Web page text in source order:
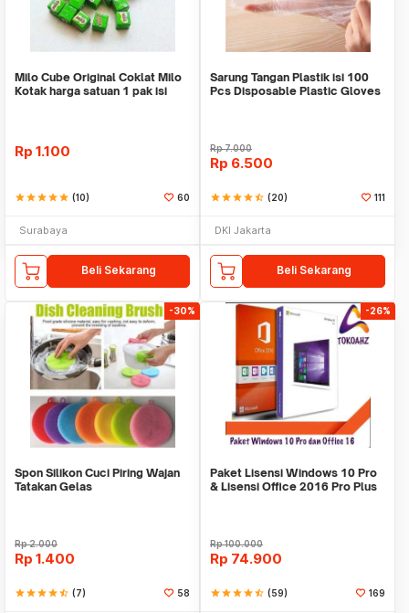
Milo Cube Original Coklat Milo
Kotak harga satuan 1 pak isi
Rp 1.100
starstarstarstarstar (10) 60
Surabaya
Beli Sekarang
Sarung Tangan Plastik isi 100
Pcs Disposable Plastic Gloves
Rp7.000
Rp 6.500
starstarstarstarstar_half (20) 111
DKI Jakarta
Beli Sekarang
-30%
Spon Silikon Cuci Piring Wajan
Tatakan Gelas
Rp2.000
Rp 1.400
starstarstarstarstar_half (7) 58
-26%
Paket Lisensi Windows 10 Pro
& Lisensi Office 2016 Pro Plus
Rp100.000
Rp 74.900
starstarstarstarstar_half (59) 169